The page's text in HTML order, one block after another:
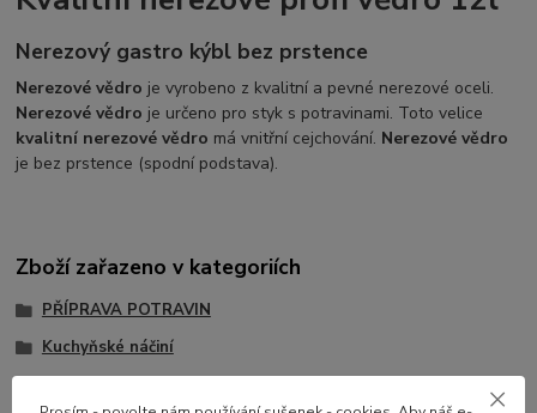
Nerezový gastro kýbl bez prstence
Nerezové vědro je vyrobeno z kvalitní a pevné nerezové oceli.
Nerezové vědro je určeno pro styk s potravinami. Toto velice
kvalitní nerezové vědro má vnitřní cejchování. Nerezové vědro
je bez prstence (spodní podstava).
Zboží zařazeno v kategoriích
PŘÍPRAVA POTRAVIN
Kuchyňské náčiní